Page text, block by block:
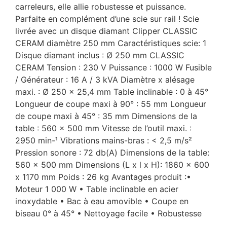
carreleurs, elle allie robustesse et puissance.
Parfaite en complément d’une scie sur rail ! Scie
livrée avec un disque diamant Clipper CLASSIC
CERAM diamètre 250 mm Caractéristiques scie: 1
Disque diamant inclus : Ø 250 mm CLASSIC
CERAM Tension : 230 V Puissance : 1000 W Fusible
/ Générateur : 16 A / 3 kVA Diamètre x alésage
maxi. : Ø 250 x 25,4 mm Table inclinable : 0 à 45°
Longueur de coupe maxi à 90° : 55 mm Longueur
de coupe maxi à 45° : 35 mm Dimensions de la
table : 560 x 500 mm Vitesse de l’outil maxi. :
2950 min-¹ Vibrations mains-bras : < 2,5 m/s²
Pression sonore : 72 db(A) Dimensions de la table:
560 x 500 mm Dimensions (L x l x H): 1860 x 600
x 1170 mm Poids : 26 kg Avantages produit :•
Moteur 1 000 W • Table inclinable en acier
inoxydable • Bac à eau amovible • Coupe en
biseau 0° à 45° • Nettoyage facile • Robustesse